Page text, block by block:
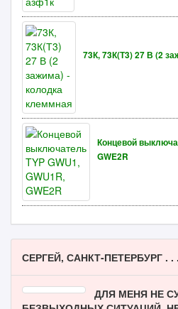
73К, 73К(Т3) 27 В (2
Концевой
GWE2R
СЕРГЕЙ, САНКТ-ПЕТЕРБУРГ . . .
ДЛЯ МЕНЯ НЕ